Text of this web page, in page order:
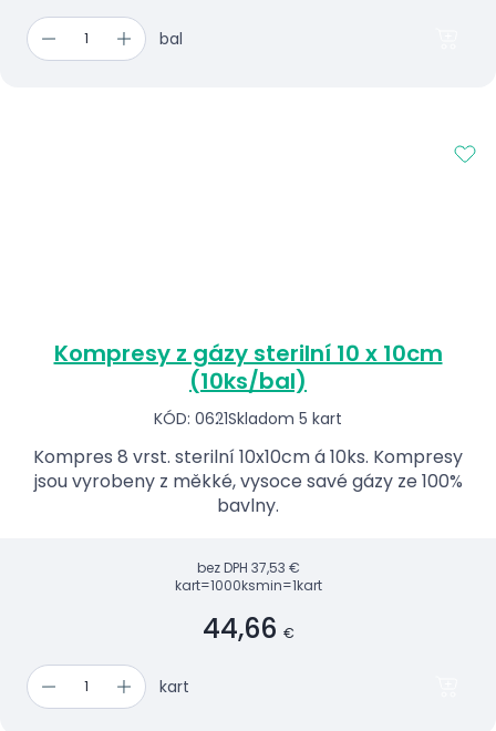
bal
Kompresy z gázy sterilní 10 x 10cm
(10ks/bal)
KÓD: 0621Skladom 5 kart
Kompres 8 vrst. sterilní 10x10cm á 10ks. Kompresy
jsou vyrobeny z měkké, vysoce savé gázy ze 100%
bavlny.
bez DPH 37,53 €
kart=1000ksmin=1kart
44,66 €
kart